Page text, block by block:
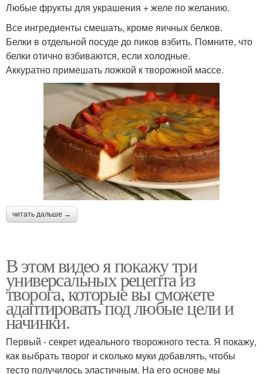
Любые фрукты для украшения + желе по желанию.
Все ингредиенты смешать, кроме яичных белков.
Белки в отдельной посуде до пиков взбить. Помните, что
белки отично взбиваются, если холодные.
Аккуратно примешать ложкой к творожной массе.
читать дальше →
В этом видео я покажу три
универсальных рецепта из
творога, которые вы сможете
адаптировать под любые цели и
начинки.
Первый - секрет идеального творожного теста. Я покажу,
как выбрать творог и сколько муки добавлять, чтобы
тесто получилось эластичным. На его основе мы